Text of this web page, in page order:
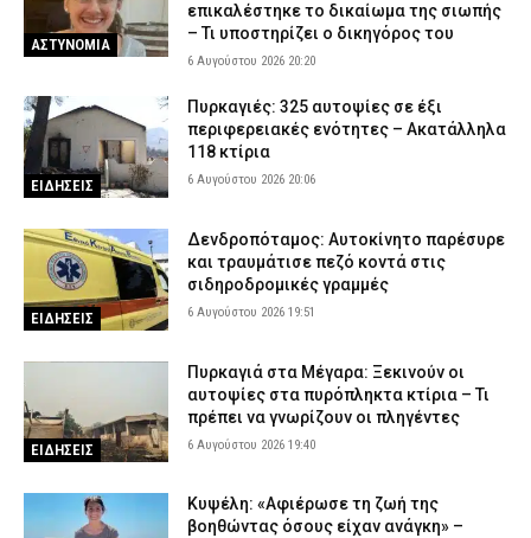
ΑΣΤΥΝΟΜΙΑ
επικαλέστηκε το δικαίωμα της σιωπής
– Τι υποστηρίζει ο δικηγόρος του
6 Αυγούστου 2026 20:20
ΕΙΔΗΣΕΙΣ
Πυρκαγιές: 325 αυτοψίες σε έξι
περιφερειακές ενότητες – Ακατάλληλα
118 κτίρια
6 Αυγούστου 2026 20:06
ΕΙΔΗΣΕΙΣ
Δενδροπόταμος: Αυτοκίνητο παρέσυρε
και τραυμάτισε πεζό κοντά στις
σιδηροδρομικές γραμμές
6 Αυγούστου 2026 19:51
ΕΙΔΗΣΕΙΣ
Πυρκαγιά στα Μέγαρα: Ξεκινούν οι
αυτοψίες στα πυρόπληκτα κτίρια – Τι
πρέπει να γνωρίζουν οι πληγέντες
6 Αυγούστου 2026 19:40
Κυψέλη: «Αφιέρωσε τη ζωή της
βοηθώντας όσους είχαν ανάγκη» –